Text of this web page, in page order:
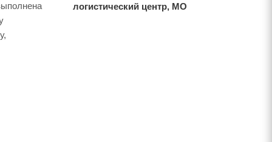
логистический центр, МО